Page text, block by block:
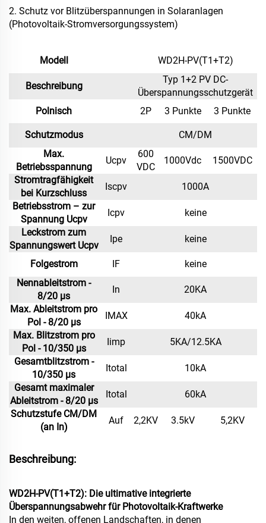
2. Schutz vor Blitzüberspannungen in Solaranlagen
(Photovoltaik-Stromversorgungssystem)
Modell WD2H-PV(T1+T2)
Beschreibung
Typ 1+2 PV DC-
Überspannungsschutzgerät
Polnisch
2P 3 Punkte 3 Punkte
Schutzmodus
CM/DM
Max.
Betriebsspannung
Ucpv
600
VDC
1000Vdc
1500VDC
Stromtragfähigkeit
bei Kurzschluss
Iscpv
1000A
Betriebsstrom – zur
Spannung Ucpv
Icpv
keine
Leckstrom zum
Spannungswert Ucpv
Ipe keine
Folgestrom IF
keine
Nennableitstrom -
8/20 μs
In
20KA
Max. Ableitstrom pro
Pol - 8/20 μs
IMAX
40kA
Max. Blitzstrom pro
Pol - 10/350 μs
Iimp
5KA/12.5KA
Gesamtblitzstrom -
10/350 μs
Itotal
10kA
Gesamt maximaler
Ableitstrom - 8/20 μs
Itotal
60kA
Schutzstufe CM/DM
(an In)
Auf 2,2KV 3.5kV 5,2KV
Beschreibung:
WD2H-PV(T1+T2): Die ultimative integrierte
Überspannungsabwehr für Photovoltaik-Kraftwerke
In den weiten, offenen Landschaften, in denen